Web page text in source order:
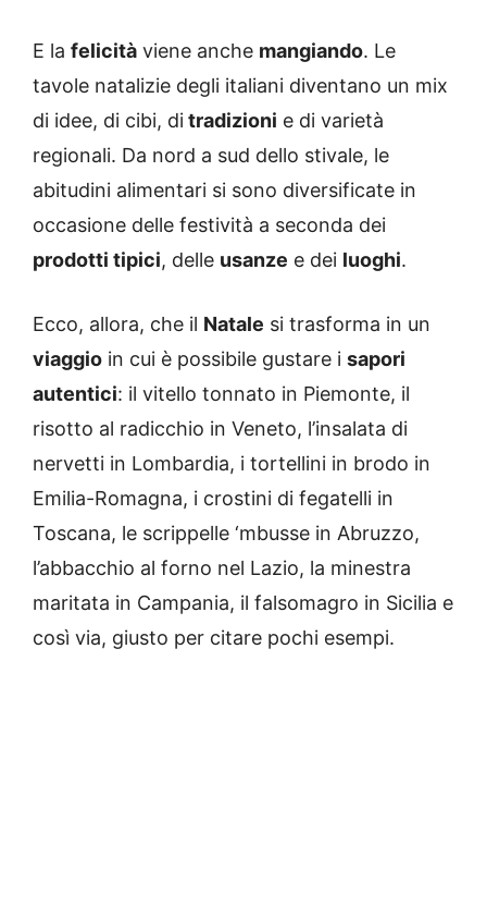
E la felicità viene anche mangiando. Le
tavole natalizie degli italiani diventano un mix
di idee, di cibi, ditradizioni e di varietà
regionali. Da nord a sud dello stivale, le
abitudini alimentari si sono diversificate in
occasione delle festività a seconda dei
prodotti tipici, delle usanze e dei luoghi.
Ecco, allora, che il Natale si trasforma in un
viaggio in cui è possibile gustare i sapori
autentici: il vitello tonnato in Piemonte, il
risotto al radicchio in Veneto, l’insalata di
nervetti in Lombardia, i tortellini in brodo in
Emilia-Romagna, i crostini di fegatelli in
Toscana, le scrippelle ‘mbusse in Abruzzo,
l’abbacchio al forno nel Lazio, la minestra
maritata in Campania, il falsomagro in Sicilia e
così via, giusto per citare pochi esempi.